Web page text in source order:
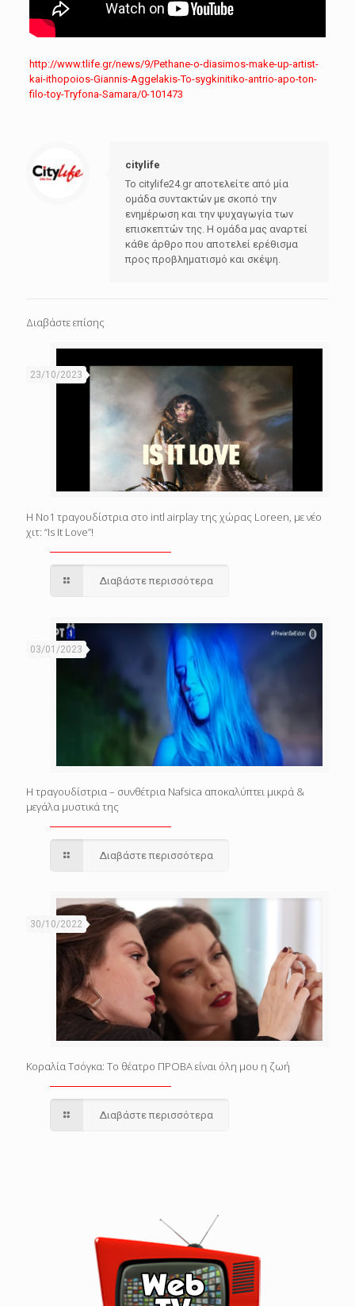
http://www.tlife.gr/news/9/Pethane-o-diasimos-make-up-artist-
kai-ithopoios-Giannis-Aggelakis-To-sygkinitiko-antrio-apo-ton-
filo-toy-Tryfona-Samara/0-101473
citylife
Το citylife24.gr αποτελείτε από μία
ομάδα συντακτών με σκοπό την
ενημέρωση και την ψυχαγωγία των
επισκεπτών της. Η ομάδα μας αναρτεί
κάθε άρθρο που αποτελεί ερέθισμα
προς προβληματισμό και σκέψη.
Διαβάστε επίσης
23/10/2023
Η Νο1 τραγουδίστρια στο intl airplay της χώρας Loreen, με νέο
χιτ: “Is It Love”!
Διαβάστε περισσότερα
03/01/2023
Η τραγουδίστρια – συνθέτρια Nafsica αποκαλύπτει μικρά &
μεγάλα μυστικά της
Διαβάστε περισσότερα
30/10/2022
Κοραλία Τσόγκα: Το θέατρο ΠΡΟΒΑ είναι όλη μου η ζωή
Διαβάστε περισσότερα